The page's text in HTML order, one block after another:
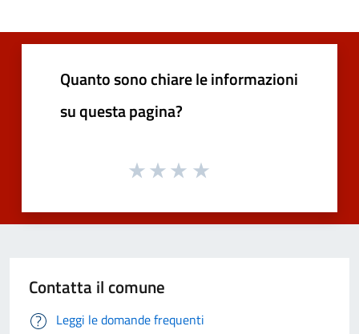
Quanto sono chiare le informazioni
su questa pagina?
Contatta il comune
Leggi le domande frequenti